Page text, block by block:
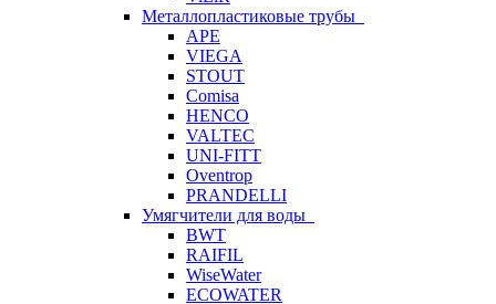
Металлопластиковые трубы
APE
VIEGA
STOUT
Comisa
HENCO
VALTEC
UNI-FITT
Oventrop
PRANDELLI
Умягчители для воды
BWT
RAIFIL
WiseWater
ECOWATER